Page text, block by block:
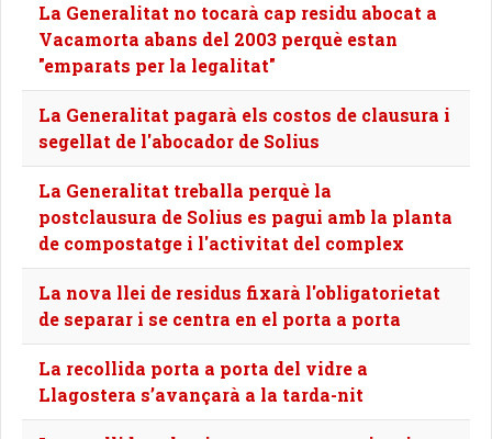
La Generalitat no tocarà cap residu abocat a
Vacamorta abans del 2003 perquè estan
"emparats per la legalitat"
La Generalitat pagarà els costos de clausura i
segellat de l'abocador de Solius
La Generalitat treballa perquè la
postclausura de Solius es pagui amb la planta
de compostatge i l'activitat del complex
La nova llei de residus fixarà l'obligatorietat
de separar i se centra en el porta a porta
La recollida porta a porta del vidre a
Llagostera s’avançarà a la tarda-nit